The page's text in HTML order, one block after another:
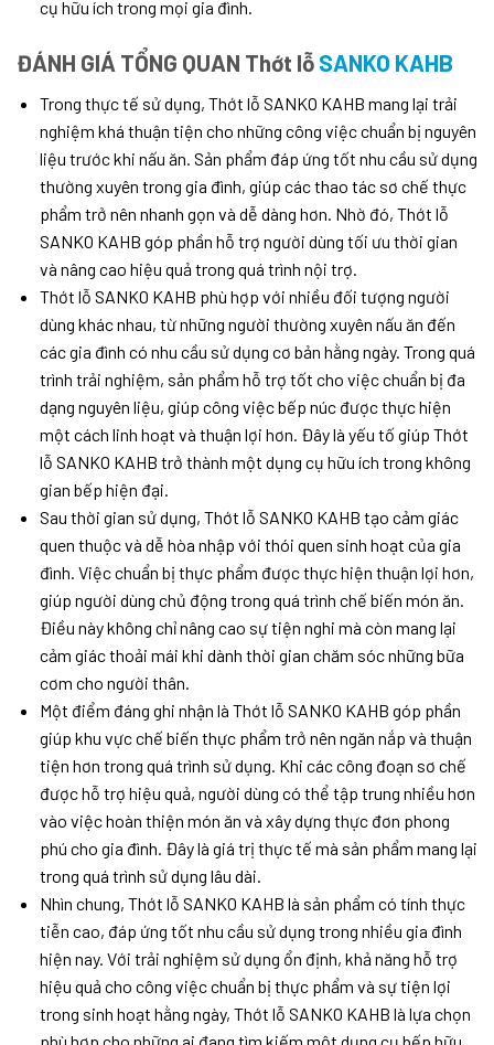
cụ hữu ích trong mọi gia đình.
ĐÁNH GIÁ TỔNG QUAN Thớt lỗ SANKO KAHB
Trong thực tế sử dụng, Thớt lỗ SANKO KAHB mang lại trải
nghiệm khá thuận tiện cho những công việc chuẩn bị nguyên
liệu trước khi nấu ăn. Sản phẩm đáp ứng tốt nhu cầu sử dụng
thường xuyên trong gia đình, giúp các thao tác sơ chế thực
phẩm trở nên nhanh gọn và dễ dàng hơn. Nhờ đó, Thớt lỗ
SANKO KAHB góp phần hỗ trợ người dùng tối ưu thời gian
và nâng cao hiệu quả trong quá trình nội trợ.
Thớt lỗ SANKO KAHB phù hợp với nhiều đối tượng người
dùng khác nhau, từ những người thường xuyên nấu ăn đến
các gia đình có nhu cầu sử dụng cơ bản hằng ngày. Trong quá
trình trải nghiệm, sản phẩm hỗ trợ tốt cho việc chuẩn bị đa
dạng nguyên liệu, giúp công việc bếp núc được thực hiện
một cách linh hoạt và thuận lợi hơn. Đây là yếu tố giúp Thớt
lỗ SANKO KAHB trở thành một dụng cụ hữu ích trong không
gian bếp hiện đại.
Sau thời gian sử dụng, Thớt lỗ SANKO KAHB tạo cảm giác
quen thuộc và dễ hòa nhập với thói quen sinh hoạt của gia
đình. Việc chuẩn bị thực phẩm được thực hiện thuận lợi hơn,
giúp người dùng chủ động trong quá trình chế biến món ăn.
Điều này không chỉ nâng cao sự tiện nghi mà còn mang lại
cảm giác thoải mái khi dành thời gian chăm sóc những bữa
cơm cho người thân.
Một điểm đáng ghi nhận là Thớt lỗ SANKO KAHB góp phần
giúp khu vực chế biến thực phẩm trở nên ngăn nắp và thuận
tiện hơn trong quá trình sử dụng. Khi các công đoạn sơ chế
được hỗ trợ hiệu quả, người dùng có thể tập trung nhiều hơn
vào việc hoàn thiện món ăn và xây dựng thực đơn phong
phú cho gia đình. Đây là giá trị thực tế mà sản phẩm mang lại
trong quá trình sử dụng lâu dài.
Nhìn chung, Thớt lỗ SANKO KAHB là sản phẩm có tính thực
tiễn cao, đáp ứng tốt nhu cầu sử dụng trong nhiều gia đình
hiện nay. Với trải nghiệm sử dụng ổn định, khả năng hỗ trợ
hiệu quả cho công việc chuẩn bị thực phẩm và sự tiện lợi
trong sinh hoạt hằng ngày, Thớt lỗ SANKO KAHB là lựa chọn